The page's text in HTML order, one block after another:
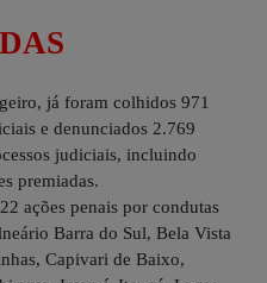
já foram colhidos 971
e denunciados 2.769
judiciais, incluindo
premiadas.
ações penais por condutas
Barra do Sul, Bela Vista
Capivari de Baixo,